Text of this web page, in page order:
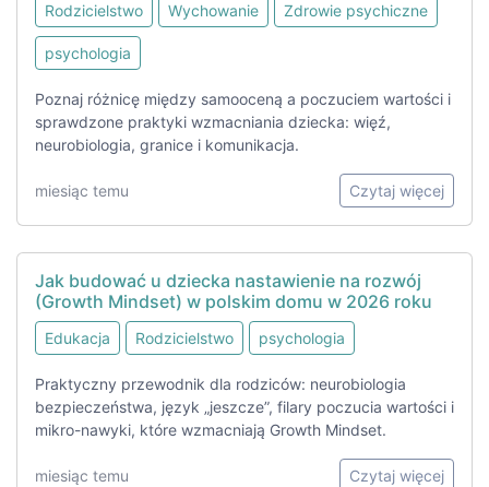
Rodzicielstwo Wychowanie Zdrowie psychiczne
psychologia
Poznaj różnicę między samooceną a poczuciem wartości i
sprawdzone praktyki wzmacniania dziecka: więź,
neurobiologia, granice i komunikacja.
miesiąc temu Czytaj więcej
Jak budować u dziecka nastawienie na rozwój
(Growth Mindset) w polskim domu w 2026 roku
Edukacja Rodzicielstwo psychologia
Praktyczny przewodnik dla rodziców: neurobiologia
bezpieczeństwa, język „jeszcze”, filary poczucia wartości i
mikro-nawyki, które wzmacniają Growth Mindset.
miesiąc temu Czytaj więcej